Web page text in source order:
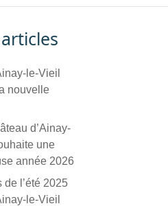
le-Vieil
nouvelle
d’Ainay-
une
année 2026
de l’été 2025
le-Vieil